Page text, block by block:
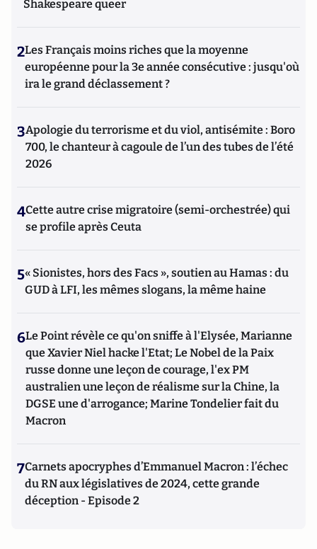
Shakespeare queer
2Les Français moins riches que la moyenne
européenne pour la 3e année consécutive : jusqu'où
ira le grand déclassement ?
3Apologie du terrorisme et du viol, antisémite : Boro
700, le chanteur à cagoule de l’un des tubes de l’été
2026
4Cette autre crise migratoire (semi-orchestrée) qui
se profile après Ceuta
5« Sionistes, hors des Facs », soutien au Hamas : du
GUD à LFI, les mêmes slogans, la même haine
6Le Point révèle ce qu'on sniffe à l'Elysée, Marianne
que Xavier Niel hacke l'Etat; Le Nobel de la Paix
russe donne une leçon de courage, l'ex PM
australien une leçon de réalisme sur la Chine, la
DGSE une d'arrogance; Marine Tondelier fait du
Macron
7Carnets apocryphes d’Emmanuel Macron : l’échec
du RN aux législatives de 2024, cette grande
déception - Episode 2